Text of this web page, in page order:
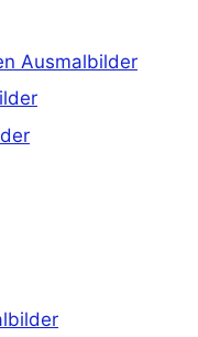
Ausmalbilder